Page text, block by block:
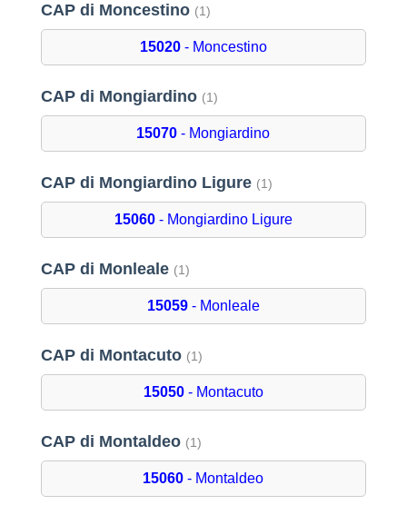
CAP di Moncestino (1)
15020- Moncestino
CAP di Mongiardino (1)
15070 - Mongiardino
CAP di Mongiardino Ligure (1)
15060- Mongiardino Ligure
CAP di Monleale (1)
15059- Monleale
CAP di Montacuto (1)
15050- Montacuto
CAP di Montaldeo (1)
15060 - Montaldeo